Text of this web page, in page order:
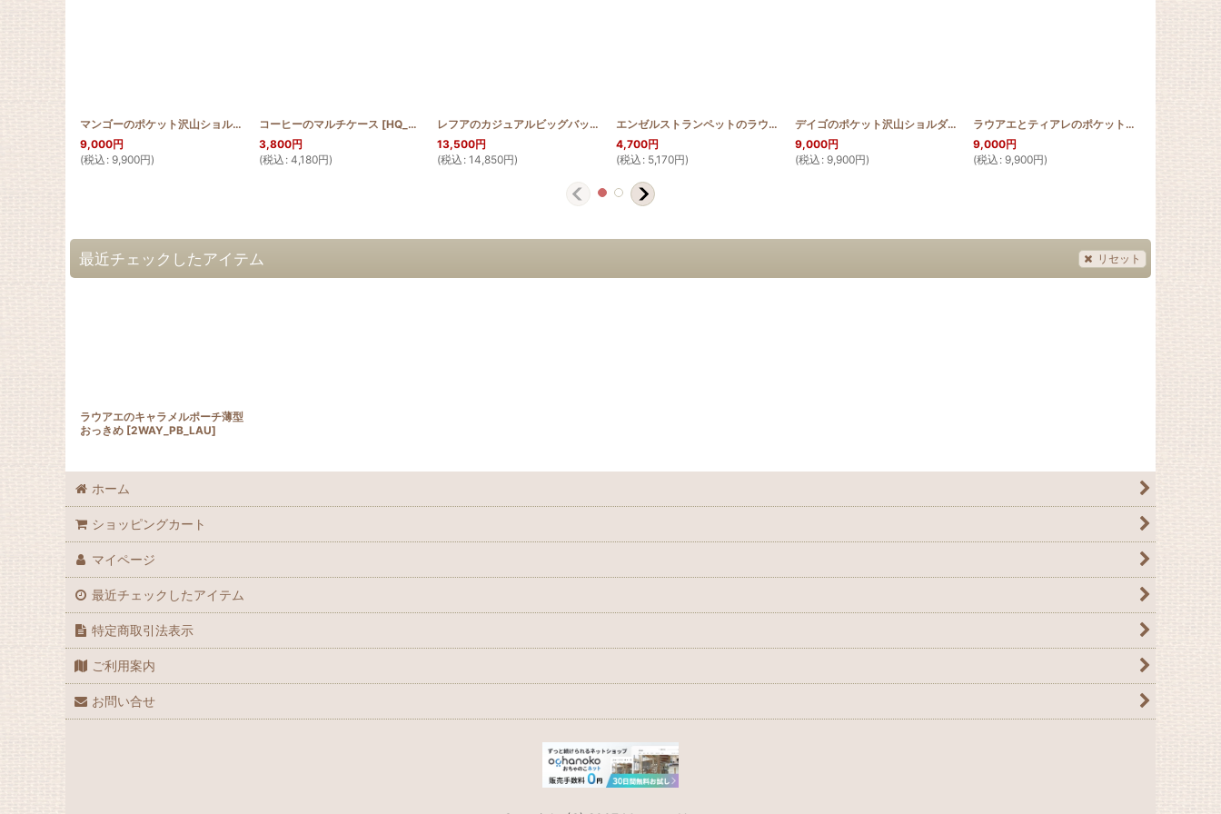
マンゴーのポケット沢山ショルダーバッグ [HQ_BAG_LOT_PO_MANGO
]
9,000円
(税込 : 9,900円)
コーヒーのマルチケース [HQ_MULTI_COFFEE
]
3,800円
(税込 : 4,180円)
レフアのカジュアルビッグバッグ(高さ35cm) [ HQTB_MACHIBIG_LEF
13,500円
(税込 : 14,850円)
エンゼルストランペットのラウンドバッグミニ [HQRMINI_ANG]
4,700円
(税込 : 5,170円)
デイゴのポケット沢山ショルダーバッグ【幅30cm】 [HQB_LOT30_DEIGO
9,000円
(税込 : 9,900円)
ラウアエとティアレのポケット沢山ショルダーバッグ【幅30cm】
9,000円
(税込 : 9,900円)
最近チェックしたアイテム リセット
ラウアエのキャラメルポーチ薄型
おっきめ [2WAY_PB_LAU]
ホーム
ショッピングカート
マイページ
最近チェックしたアイテム
特定商取引法表示
ご利用案内
お問い合せ